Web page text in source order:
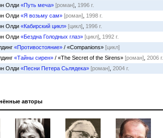
Олди «Путь меча» [роман] 1996 г.
Олди «Я возьму сам» [роман] 1998 г.
Олди «Кабирский цикл» [цикл] 1996 г.
Олди «Бездна Голодных глаз» [цикл] 1992 г.
«Противостояние» / «Companions» [цикл]
«Тайны сирен» / «The Secret of the Sirens» [роман] 2006 г.
Олди «Песни Петера Сьлядека» [роман] 2004 г.
авторы